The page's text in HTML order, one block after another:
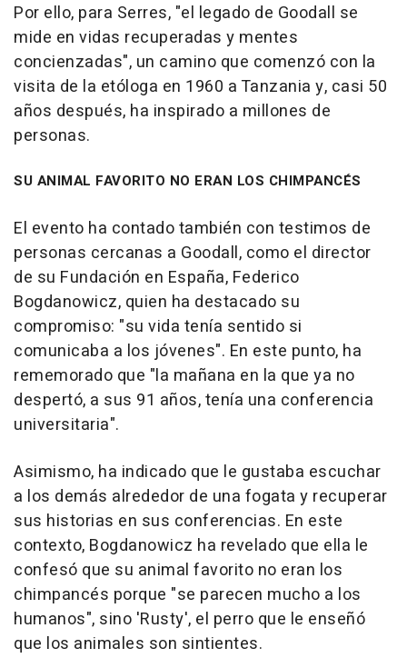
Por ello, para Serres, "el legado de Goodall se
mide en vidas recuperadas y mentes
concienzadas", un camino que comenzó con la
visita de la etóloga en 1960 a Tanzania y, casi 50
años después, ha inspirado a millones de
personas.
SU ANIMAL FAVORITO NO ERAN LOS CHIMPANCÉS
El evento ha contado también con testimos de
personas cercanas a Goodall, como el director
de su Fundación en España, Federico
Bogdanowicz, quien ha destacado su
compromiso: "su vida tenía sentido si
comunicaba a los jóvenes". En este punto, ha
rememorado que "la mañana en la que ya no
despertó, a sus 91 años, tenía una conferencia
universitaria".
Asimismo, ha indicado que le gustaba escuchar
a los demás alrededor de una fogata y recuperar
sus historias en sus conferencias. En este
contexto, Bogdanowicz ha revelado que ella le
confesó que su animal favorito no eran los
chimpancés porque "se parecen mucho a los
humanos", sino 'Rusty', el perro que le enseñó
que los animales son sintientes.